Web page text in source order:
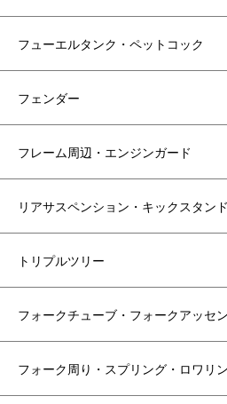
フューエルタンク・ペットコック
フェンダー
フレーム周辺・エンジンガード
リアサスペンション・キックスタンド
トリプルツリー
フォークチューブ・フォークアッセン
フォーク周り・スプリング・ロワリ